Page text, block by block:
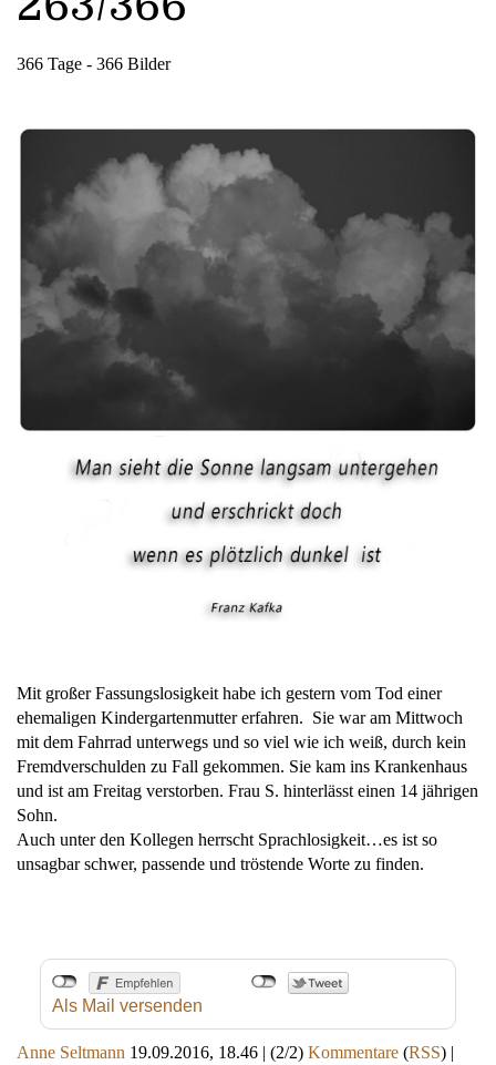
366 Tage - 366 Bilder
Mit großer Fassungslosigkeit habe ich gestern vom Tod einer
ehemaligen Kindergartenmutter erfahren. Sie war am Mittwoch
mit dem Fahrrad unterwegs und so viel wie ich weiß, durch kein
Fremdverschulden zu Fall gekommen. Sie kam ins Krankenhaus
und ist am Freitag verstorben. Frau S. hinterlässt einen 14 jährigen
Sohn.
Auch unter den Kollegen herrscht Sprachlosigkeit…es ist so
unsagbar schwer, passende und tröstende Worte zu finden.
Als Mail versenden
Anne Seltmann 19.09.2016, 18.46 | (2/2) Kommentare (RSS) |